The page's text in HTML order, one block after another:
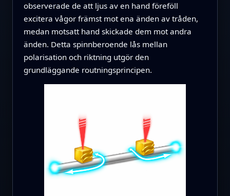
observerade de att ljus av en hand föreföll
excitera vågor främst mot ena änden av tråden,
medan motsatt hand skickade dem mot andra
änden. Detta spinnberoende lås mellan
polarisation och riktning utgör den
grundläggande routningsprincipen.